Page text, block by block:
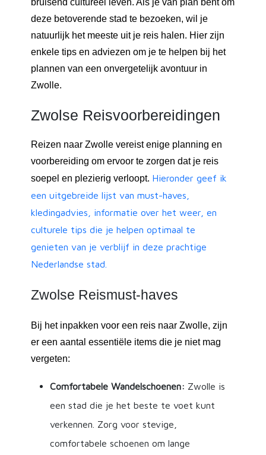
bruisend cultureel leven. Als je van plan bent om
deze betoverende stad te bezoeken, wil je
natuurlijk het meeste uit je reis halen. Hier zijn
enkele tips en adviezen om je te helpen bij het
plannen van een onvergetelijk avontuur in
Zwolle.
Zwolse Reisvoorbereidingen
Reizen naar Zwolle vereist enige planning en
voorbereiding om ervoor te zorgen dat je reis
soepel en plezierig verloopt. Hieronder geef ik
een uitgebreide lijst van must-haves,
kledingadvies, informatie over het weer, en
culturele tips die je helpen optimaal te
genieten van je verblijf in deze prachtige
Nederlandse stad.
Zwolse Reismust-haves
Bij het inpakken voor een reis naar Zwolle, zijn
er een aantal essentiële items die je niet mag
vergeten:
Comfortabele Wandelschoenen: Zwolle is
een stad die je het beste te voet kunt
verkennen. Zorg voor stevige,
comfortabele schoenen om lange